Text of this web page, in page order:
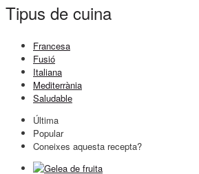
Tipus de cuina
Francesa
Fusió
Italiana
Mediterrània
Saludable
Última
Popular
Coneixes aquesta recepta?